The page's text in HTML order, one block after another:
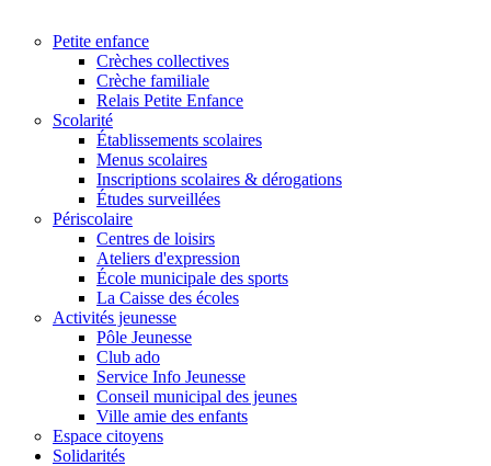
Petite enfance
Crèches collectives
Crèche familiale
Relais Petite Enfance
Scolarité
Établissements scolaires
Menus scolaires
Inscriptions scolaires & dérogations
Études surveillées
Périscolaire
Centres de loisirs
Ateliers d'expression
École municipale des sports
La Caisse des écoles
Activités jeunesse
Pôle Jeunesse
Club ado
Service Info Jeunesse
Conseil municipal des jeunes
Ville amie des enfants
Espace citoyens
Solidarités